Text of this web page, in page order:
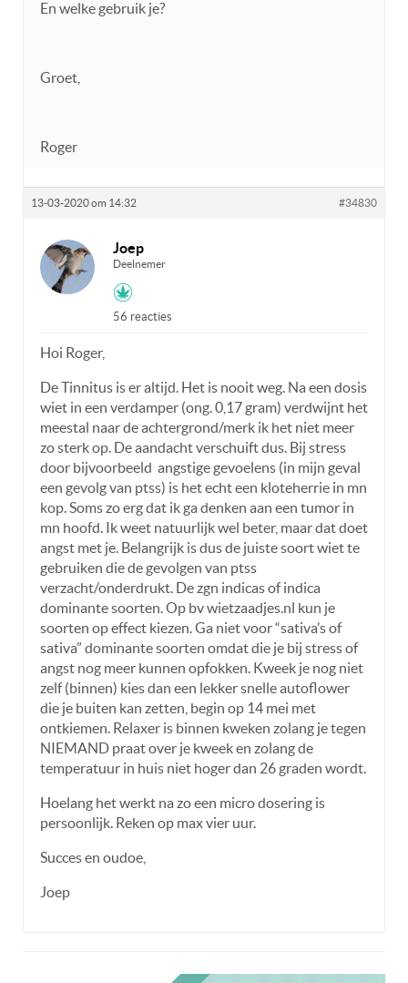
En welke gebruik je?
Groet,
Roger
13-03-2020 om 14:32 #34830
Joep
Deelnemer
56 reacties
Hoi Roger,
De Tinnitus is er altijd. Het is nooit weg. Na een dosis
wiet in een verdamper (ong. 0,17 gram) verdwijnt het
meestal naar de achtergrond/merk ik het niet meer
zo sterk op. De aandacht verschuift dus. Bij stress
door bijvoorbeeld angstige gevoelens (in mijn geval
een gevolg van ptss) is het echt een kloteherrie in mn
kop. Soms zo erg dat ik ga denken aan een tumor in
mn hoofd. Ik weet natuurlijk wel beter, maar dat doet
angst met je. Belangrijk is dus de juiste soort wiet te
gebruiken die de gevolgen van ptss
verzacht/onderdrukt. De zgn indicas of indica
dominante soorten. Op bv wietzaadjes.nl kun je
soorten op effect kiezen. Ga niet voor “sativa’s of
sativa” dominante soorten omdat die je bij stress of
angst nog meer kunnen opfokken. Kweek je nog niet
zelf (binnen) kies dan een lekker snelle autoflower
die je buiten kan zetten, begin op 14 mei met
ontkiemen. Relaxer is binnen kweken zolang je tegen
NIEMAND praat over je kweek en zolang de
temperatuur in huis niet hoger dan 26 graden wordt.
Hoelang het werkt na zo een micro dosering is
persoonlijk. Reken op max vier uur.
Succes en oudoe,
Joep